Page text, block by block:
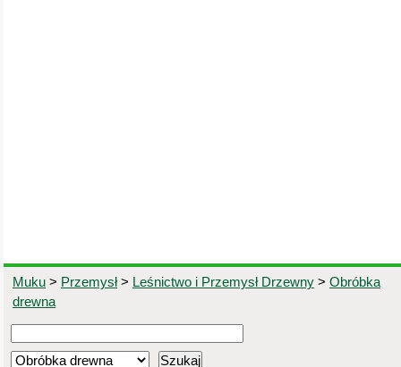
Muku > Przemysł> Leśnictwo i Przemysł Drzewny > Obróbka
drewna